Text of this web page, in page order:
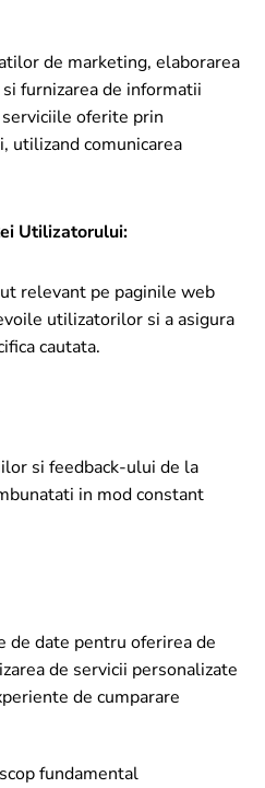
de marketing, elaborarea
furnizarea de informatii
oferite prin
utilizand comunicarea
Utilizatorului:
relevant pe paginile web
utilizatorilor si a asigura
cautata.
si feedback-ului de la
in mod constant
de date pentru oferirea de
de servicii personalizate
de cumparare
fundamental